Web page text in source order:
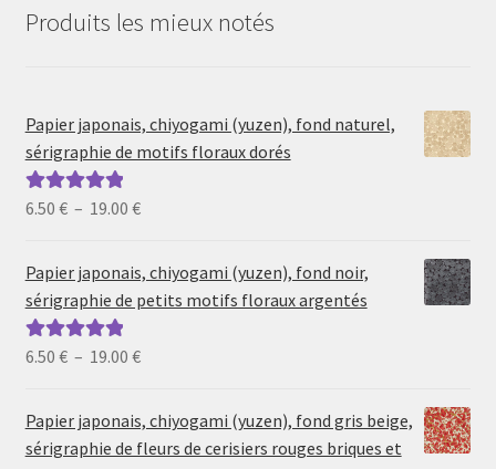
Produits les mieux notés
Papier japonais, chiyogami (yuzen), fond naturel,
sérigraphie de motifs floraux dorés
Note5.00sur
6.50 € – 19.00 €Plage
prix :
6.50 €
à
Papier japonais, chiyogami (yuzen), fond noir,
sérigraphie de petits motifs floraux argentés
Note5.00sur
6.50 € – 19.00 €Plage
prix :
6.50 €
Papier japonais, chiyogami (yuzen), fond gris beige,
sérigraphie de fleurs de cerisiers rouges briques et